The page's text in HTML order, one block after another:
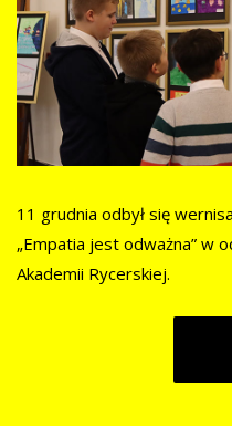
11 grudnia odbył się
„Empatia jest odważna” w
Akademii Rycerskiej.